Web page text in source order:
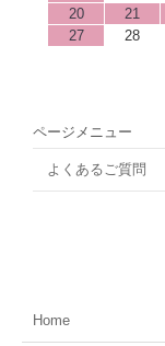
20
21
27
28
ページメニュー
よくあるご質問
Home